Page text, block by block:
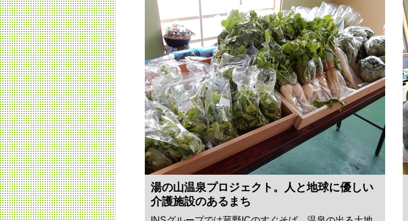
湯の山温泉プロジェクト。人と地球に優しい
介護施設のあるまち